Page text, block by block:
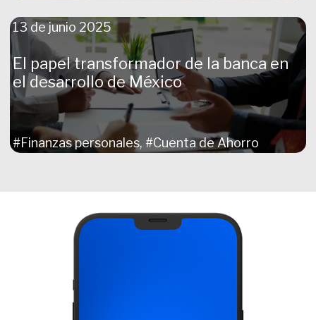
13 de junio 2025
El papel transformador de la banca en
el desarrollo de México
#Finanzas personales, #Cuenta de Ahorro